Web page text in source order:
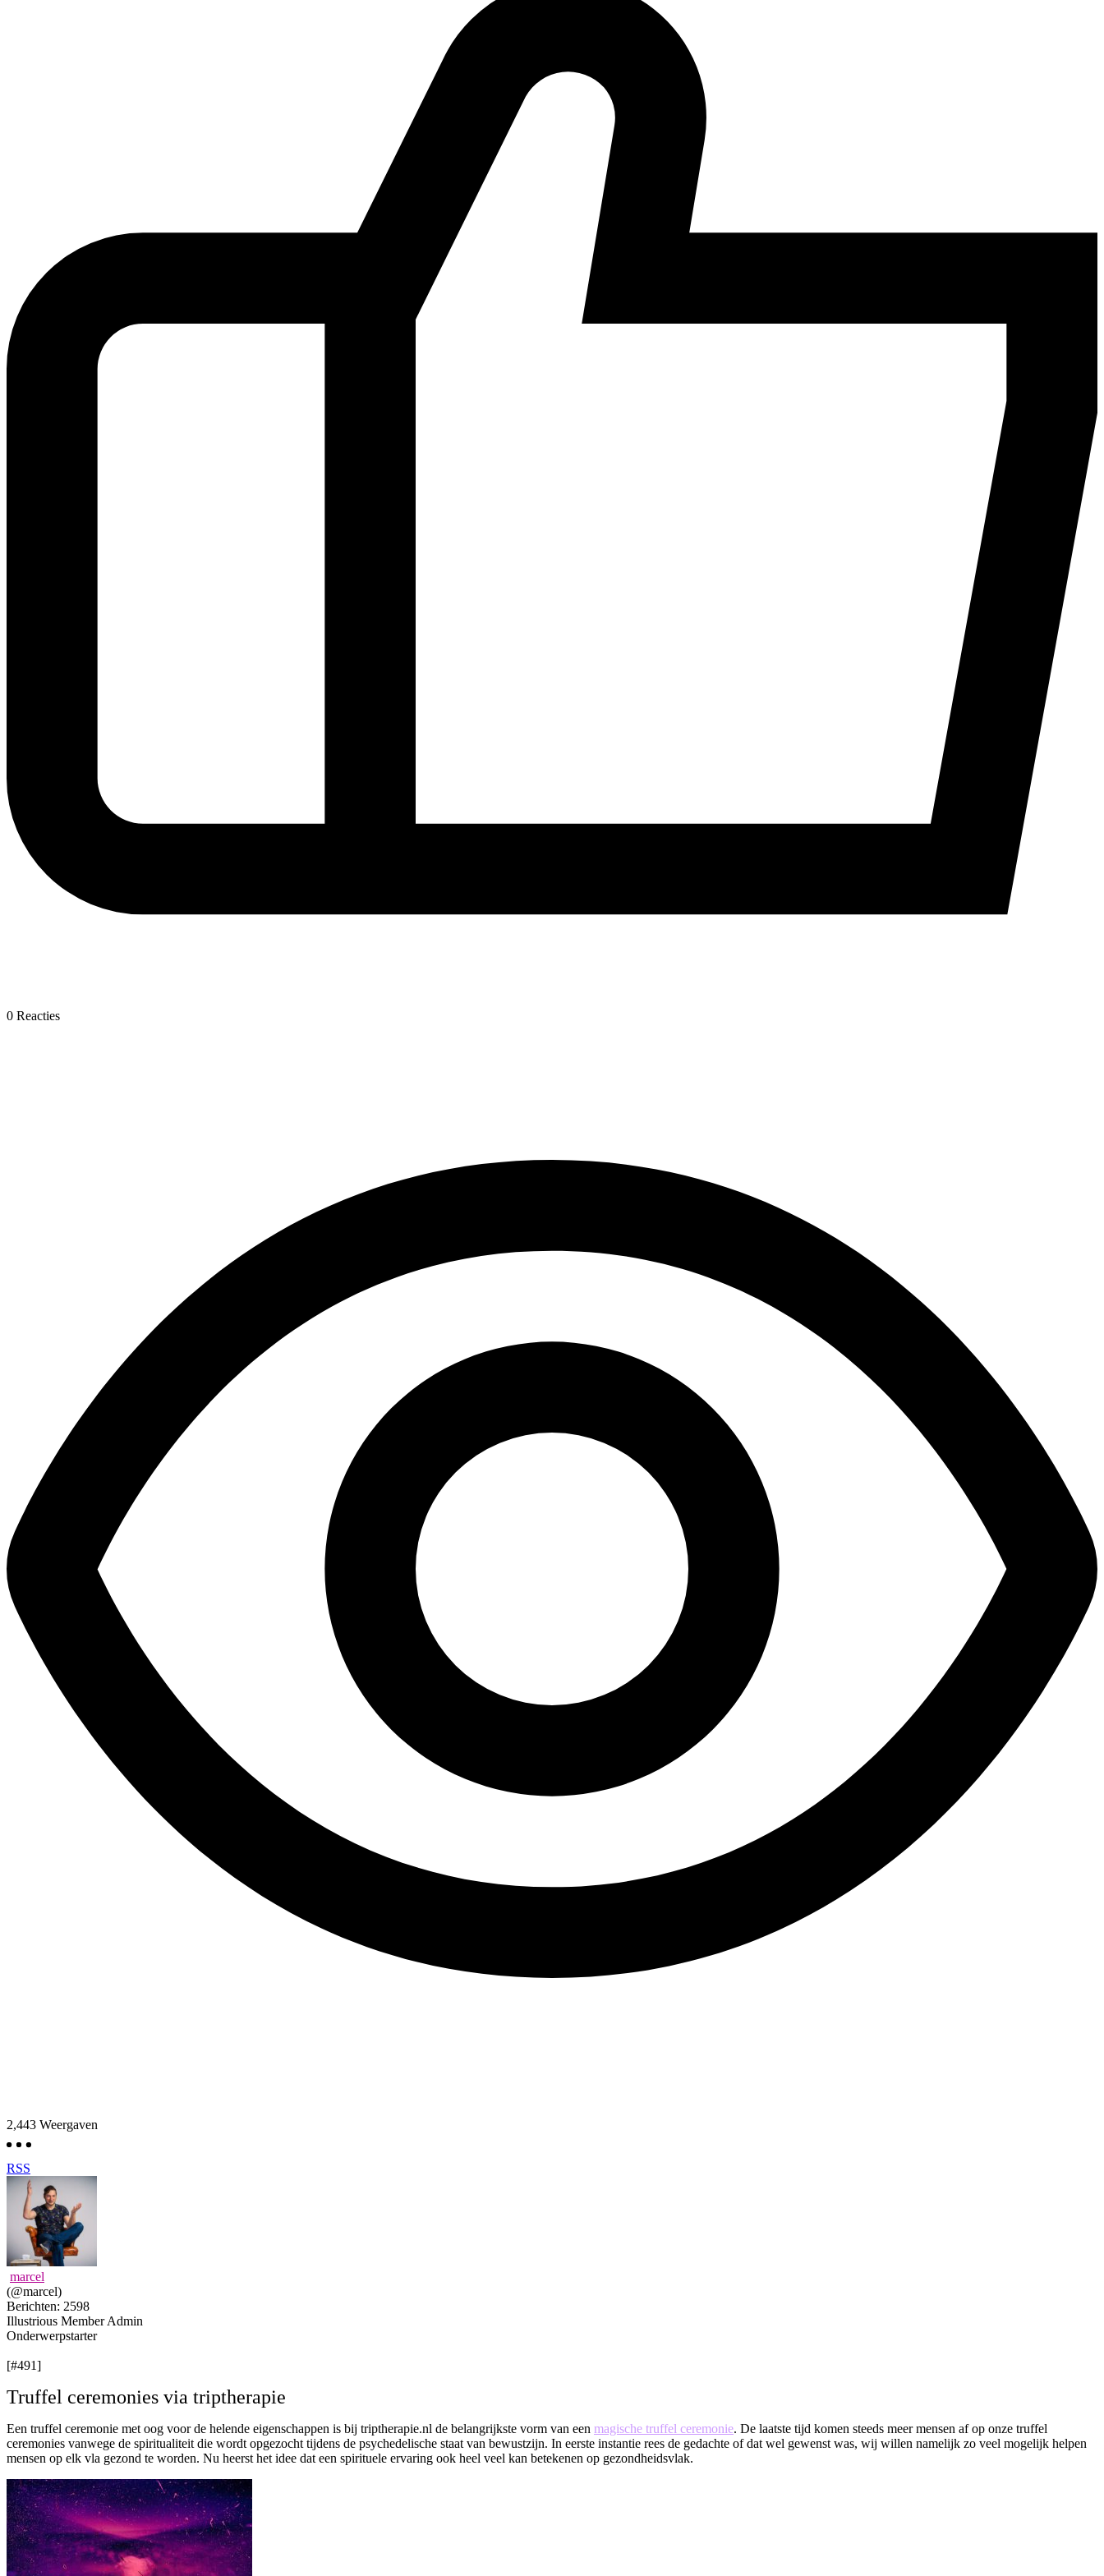
0 Reacties
2,443 Weergaven
RSS
marcel
(@marcel)
Berichten: 2598
Illustrious Member Admin
Onderwerpstarter
[#491]
Truffel ceremonies via triptherapie
Een truffel ceremonie met oog voor de helende eigenschappen is bij triptherapie.nl de belangrijkste vorm van een magische truffel ceremonie. De laatste tijd komen steeds meer mensen af op onze truffel
ceremonies vanwege de spiritualiteit die wordt opgezocht tijdens de psychedelische staat van bewustzijn. In eerste instantie rees de gedachte of dat wel gewenst was, wij willen namelijk zo veel mogelijk helpen
mensen op elk vla gezond te worden. Nu heerst het idee dat een spirituele ervaring ook heel veel kan betekenen op gezondheidsvlak.